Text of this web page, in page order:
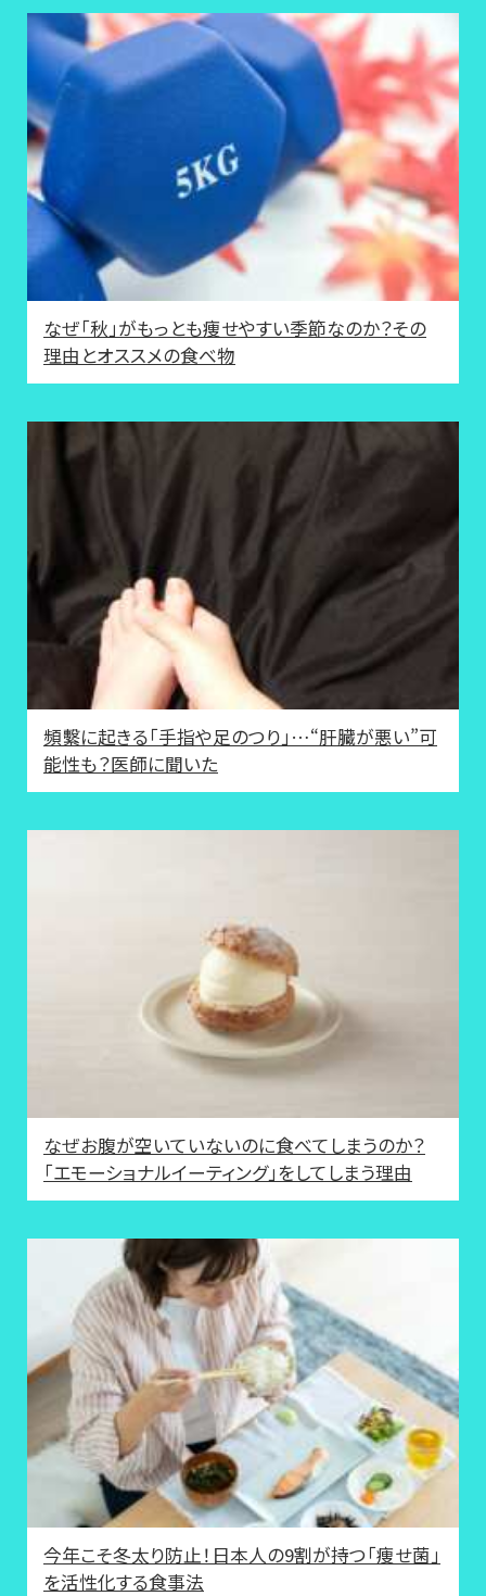
なぜ「秋」がもっとも痩せやすい季節なのか？その
理由とオススメの食べ物
頻繫に起きる「手指や足のつり」…“肝臓が悪い”可
能性も？医師に聞いた
なぜお腹が空いていないのに食べてしまうのか？
「エモーショナルイーティング」をしてしまう理由
今年こそ冬太り防止！日本人の9割が持つ「痩せ菌」
を活性化する食事法